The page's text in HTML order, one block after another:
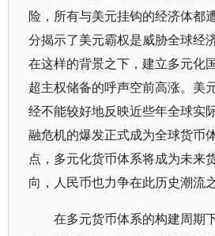
险，所有与美元挂钩的经济体都
分揭示了美元霸权是威胁全球经
在这样的背景之下，建立多元化
超主权储备的呼声空前高涨。美
经不能较好地反映近些年全球实
融危机的爆发正式成为全球货币
点，多元化货币体系将成为未来
向，人民币也力争在此历史潮流
在多元货币体系的构建周期